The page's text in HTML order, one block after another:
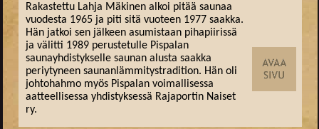
Rakastettu Lahja Mäkinen alkoi pitää saunaa
vuodesta 1965 ja piti sitä vuoteen 1977 saakka.
Hän jatkoi sen jälkeen asumistaan pihapiirissä
ja välitti 1989 perustetulle Pispalan
saunayhdistykselle saunan alusta saakka
periytyneen saunanlämmitystradition. Hän oli
johtohahmo myös Pispalan voimallisessa
aatteellisessa yhdistyksessä Rajaportin Naiset
ry.